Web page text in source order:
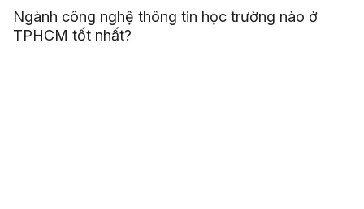
Ngành công nghệ thông tin học trường nào ở
TPHCM tốt nhất?